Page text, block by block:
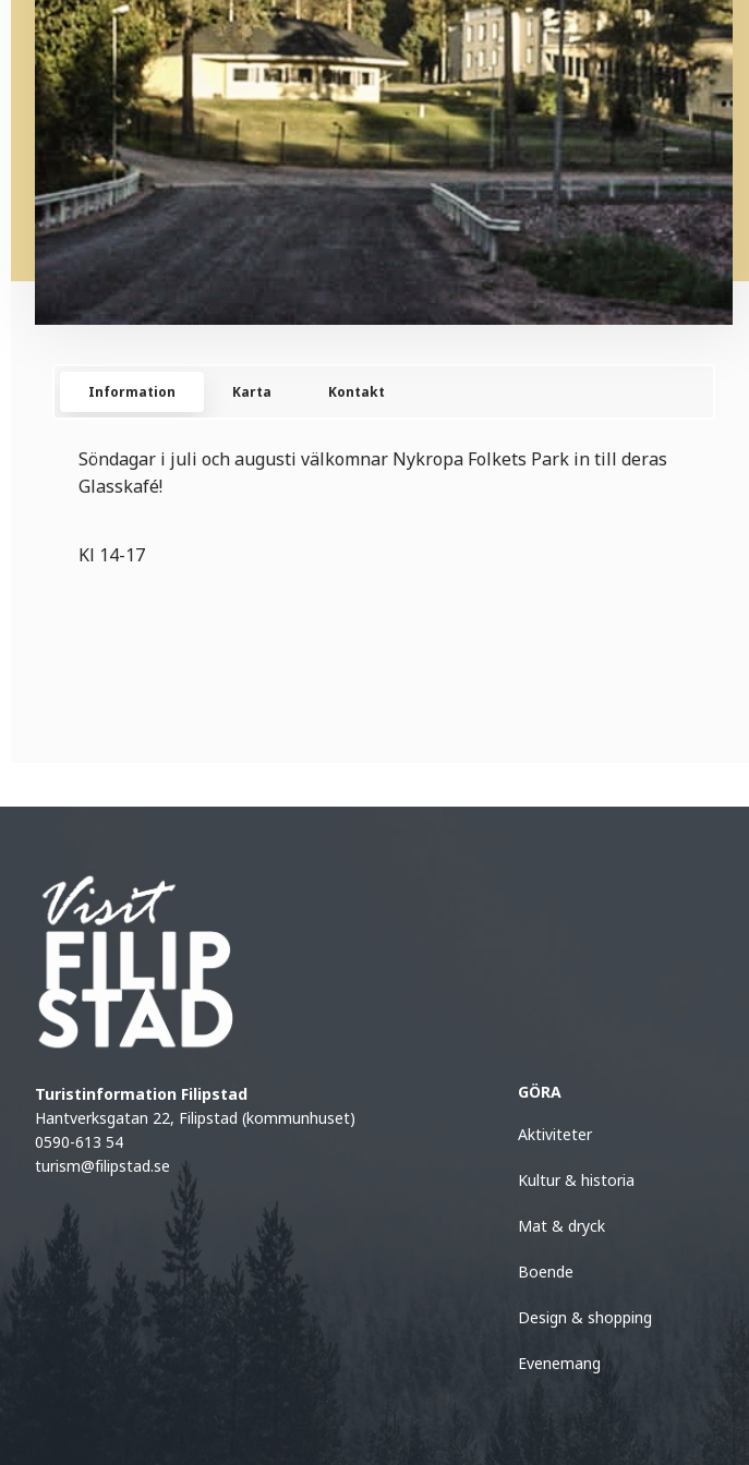
Information Karta Kontakt
Söndagar i juli och augusti välkomnar Nykropa Folkets Park in till deras
Glasskafé!
Kl 14-17
Turistinformation Filipstad
Hantverksgatan 22, Filipstad (kommunhuset)
0590-613 54
turism@filipstad.se
GÖRA
Aktiviteter
Kultur & historia
Mat & dryck
Boende
Design & shopping
Evenemang